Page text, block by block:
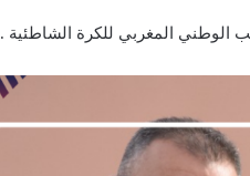
الوطني المغربي للكرة الشاطئية .